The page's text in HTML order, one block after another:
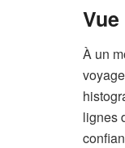
À un
lignes